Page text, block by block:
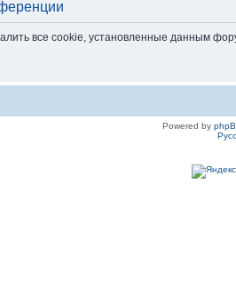
все cookie, установленные данным
Powered by